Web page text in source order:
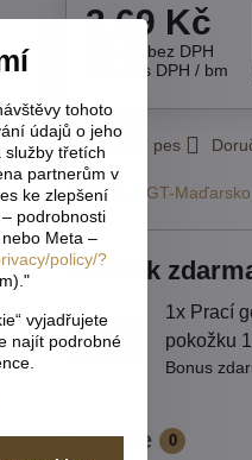
3,69 Kč
bez DPH
s DPH / bm
Hlídací pes
Výrobce: LGT-Maďarsko
Dárek
1x Prací
pokožku
Bonus
Recenze 0
tohoto
údajů o jeho
třetích
partnerům v
ke zlepšení
podrobnosti
Meta –
policy/?
vyjadřujete
najít podrobné